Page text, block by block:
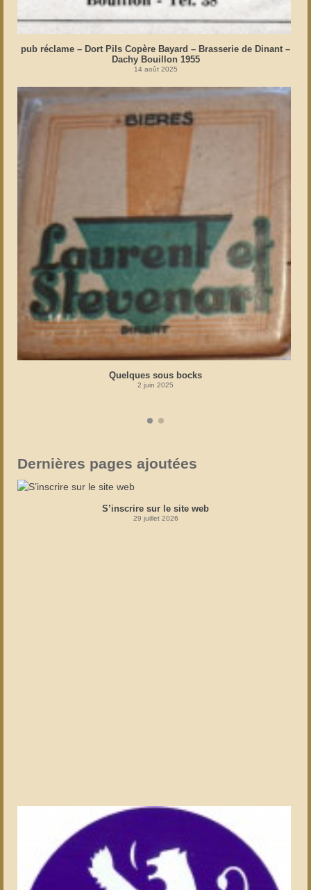
pub réclame – Dort Pils Copère Bayard – Brasserie de Dinant –
Dachy Bouillon 1955
14 août 2025
Quelques sous bocks
2 juin 2025
Dernières pages ajoutées
S’inscrire sur le site web
29 juillet 2026